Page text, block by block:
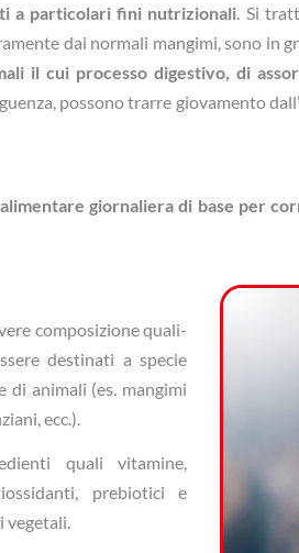
a particolari fini nutrizionali . Si
dai normali mangimi, sono in
il cui processo dige­stivo, di
possono trarre giovamento
giornaliera di base per
composizione quali-
destinati a specie
di animali (es. mangimi
ecc.).
quali vitamine,
prebiotici e
vegetali.